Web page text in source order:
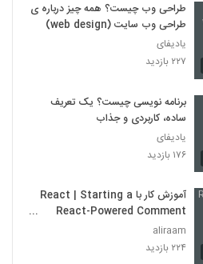
طراحی وب چیست؟ همه چیز درباره ی
طراحی وب سایت (web design)
یادیفای
۲۲۷ بازدید
برنامه نویسی چیست؟ یک تعریف
ساده، کاربردی و جذاب
یادیفای
۱۷۶ بازدید
آموزش کار با React | Starting a
React-Powered Comment
Form
aliraam
۲۲۴ بازدید